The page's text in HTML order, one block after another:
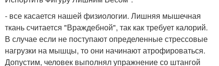
- все касается нашей физиологии. Лишняя мышечная
ткань считается "Враждебной", так как требует калорий.
В случае если не поступают определенные стрессовые
нагрузки на мышцы, то они начинают атрофироваться.
Допустим, человек выполнял упражнение со штангой